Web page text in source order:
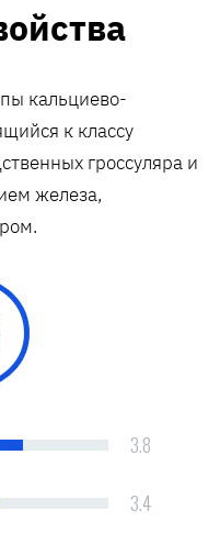
кальциево-
к классу
гроссуляра и
железа,
3.8
3.4